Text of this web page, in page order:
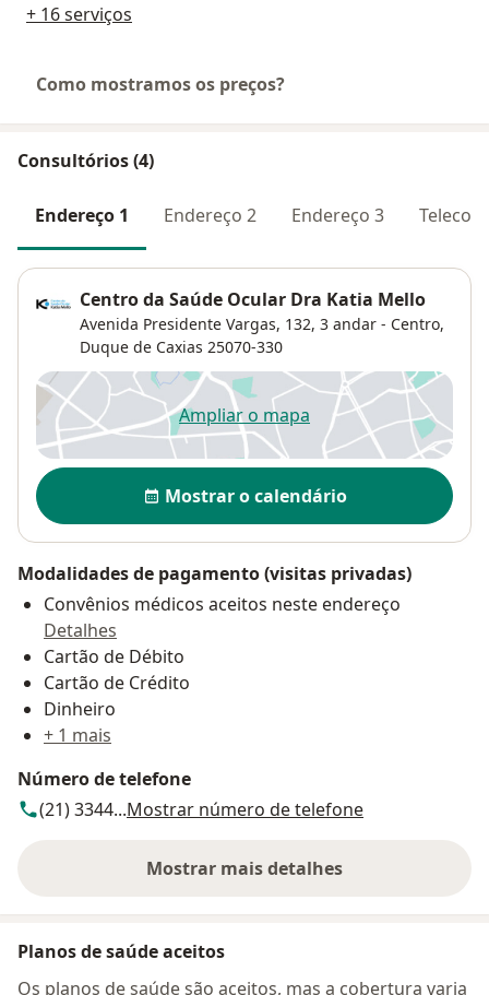
+ 16 serviços
Como mostramos os preços?
Consultórios (4)
Endereço 1 Endereço 2 Endereço 3
Centro da Saúde Ocular Dra Katia Mello
Avenida Presidente Vargas, 132, 3 andar - Centro,
Duque de Caxias 25070-330
Ampliar o mapaabre num novo separador
Disponibilidade
Mostrar o calendário
Modalidades de pagamento (visitas privadas)
Convênios médicos aceitos neste endereço
Detalhes
Cartão de Débito
Cartão de Crédito
Dinheiro
+ 1 mais
Número de telefone
(21) 3344...Mostrar número de telefone
Mostrar mais detalhes
sobre o endereço
Planos de saúde aceitos
Os planos de saúde são aceitos, mas a cobertura varia